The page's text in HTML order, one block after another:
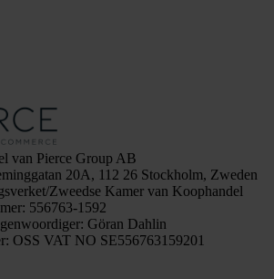
van Pierce Group AB
20A, 112 26 Stockholm, Zweden
Zweedse Kamer van Koophandel
556763-1592
Göran Dahlin
OSS VAT NO SE556763159201